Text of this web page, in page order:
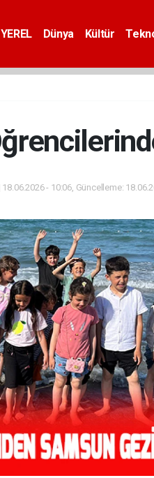
YEREL Dünya Kültür
- 10:06, Güncelleme: